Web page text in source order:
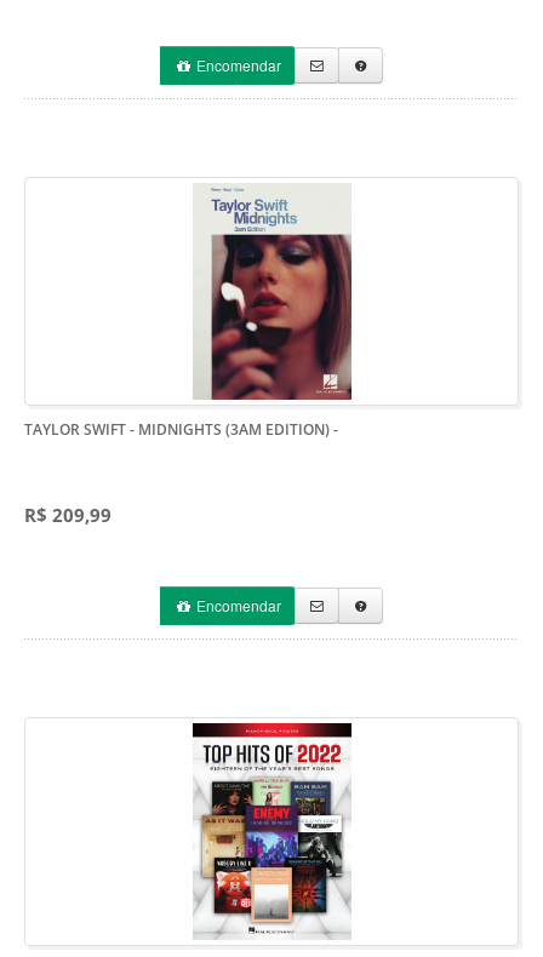
Encomendar
TAYLOR SWIFT - MIDNIGHTS (3AM EDITION)-
R$ 209,99
Encomendar